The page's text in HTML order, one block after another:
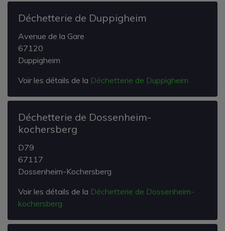
Déchetterie de Duppigheim
Avenue de la Gare
67120
Duppigheim
Voir les détails de la Déchetterie de Duppigheim
Déchetterie de Dossenheim-
kochersberg
D79
67117
Dossenheim-Kochersberg
Voir les détails de la Déchetterie de Dossenheim-
kochersberg